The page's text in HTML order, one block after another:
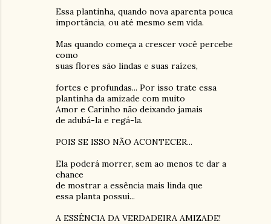
Essa plantinha, quando nova aparenta pouca
importância, ou até mesmo sem vida.
Mas quando começa a crescer você percebe
como
suas flores são lindas e suas raízes,
fortes e profundas... Por isso trate essa
plantinha da amizade com muito
Amor e Carinho não deixando jamais
de adubá-la e regá-la.
POIS SE ISSO NÃO ACONTECER...
Ela poderá morrer, sem ao menos te dar a
chance
de mostrar a essência mais linda que
essa planta possui...
A ESSÊNCIA DA VERDADEIRA AMIZADE!